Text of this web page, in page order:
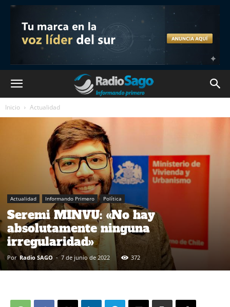
Inicio Actualidad
Actualidad Informando Primero Política
Seremi MINVU: «No hay
absolutamente ninguna
irregularidad»
Por Radio SAGO - 7 de junio de 2022 372